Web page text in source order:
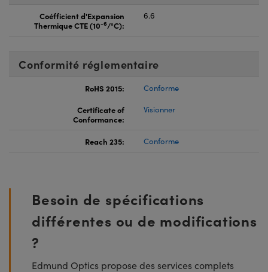
Coéfficient d'Expansion
Thermique CTE (10-6/°C):
6.6
Conformité réglementaire
RoHS 2015:
Conforme
Certificate of
Conformance:
Visionner
Reach 235: Conforme
Besoin de spécifications
différentes ou de modifications
?
Edmund Optics propose des services complets